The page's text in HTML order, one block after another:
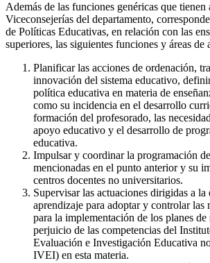
Además de las funciones genéricas que tienen
Viceconsejerías del departamento,
de Políticas Educativas, en relación con las
superiores, las siguientes funciones y áreas de
Planificar las acciones de ordenación,
innovación del sistema educativo,
política educativa en materia de
como su incidencia en el desarrollo
formación del profesorado, las
apoyo educativo y el desarrollo de
educativa.
Impulsar y coordinar la programación
mencionadas en el punto anterior y su
centros docentes no universitarios.
Supervisar las actuaciones dirigidas a la
aprendizaje para adoptar y controlar las
para la implementación de los planes
perjuicio de las competencias del
Evaluación e Investigación Educativa
IVEI) en esta materia.